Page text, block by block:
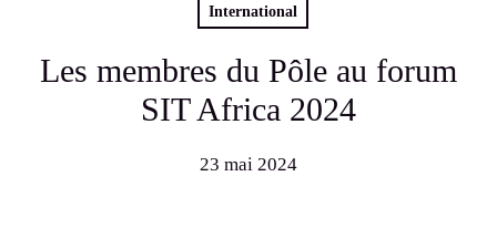
International
Les membres du Pôle au forum
SIT Africa 2024
23 mai 2024